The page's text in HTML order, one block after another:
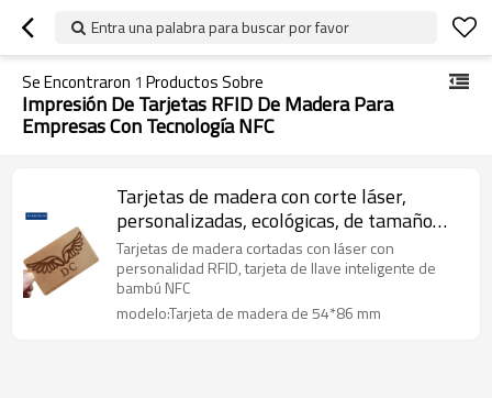
Entra una palabra para buscar por favor
Se Encontraron 1 Productos Sobre
Impresión De Tarjetas RFID De Madera Para
Empresas Con Tecnología NFC
Tarjetas de madera con corte láser,
personalizadas, ecológicas, de tamaño
estándar, RFID, con personalidad, NFC,
tarjeta de llave inteligente de bambú
Tarjetas de madera cortadas con láser con
personalidad RFID, tarjeta de llave inteligente de
bambú NFC
modelo:Tarjeta de madera de 54*86 mm